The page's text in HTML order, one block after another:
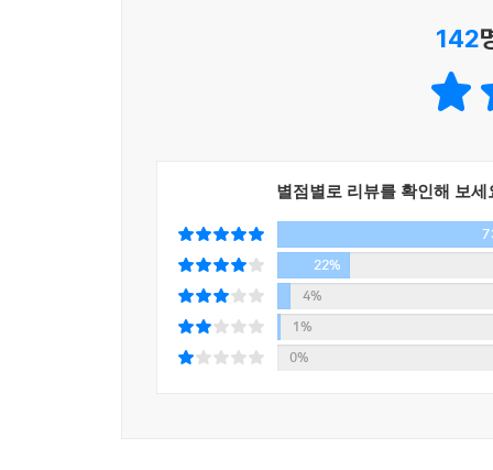
20세기에 가장 큰 영향을 미쳤으며, 21세기인 현
받은 박해만큼이나 큰 공격을 미국 화학공업계로
공로뿐인 데 비해 카슨 여사는 아무도 모르고, 따
변혁했다는 점에서 더 큰 찬사를 받았다(노융희
리어는 “역사를 바꾼 책은 그리 많지 않다. 그중
142
별점별로 리뷰를 확인해 보세
22%
4%
1%
0%